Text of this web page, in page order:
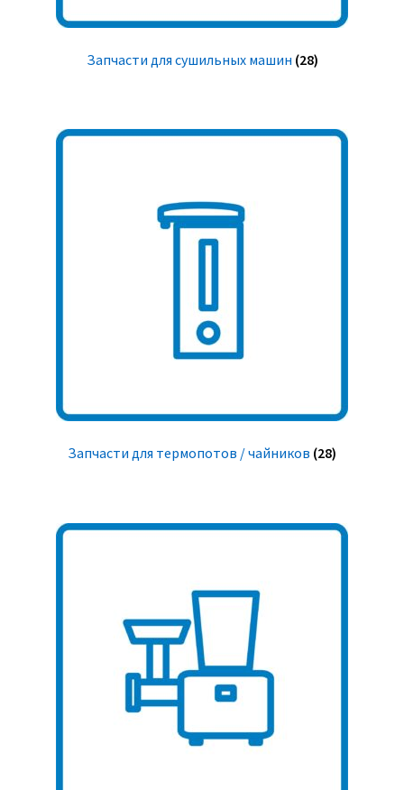
Запчасти для сушильных машин (28)
Запчасти для термопотов / чайников (28)